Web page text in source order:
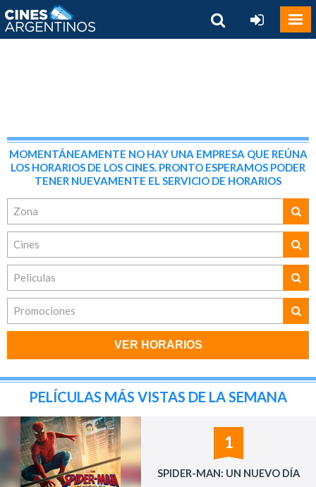
MOMENTÁNEAMENTE NO HAY UNA EMPRESA QUE REÚNA
LOS HORARIOS DE LOS CINES. PRONTO ESPERAMOS PODER
TENER NUEVAMENTE EL SERVICIO DE HORARIOS
Zona
Cines
Peliculas
Promociones
VER HORARIOS
PELÍCULAS MÁS VISTAS DE LA SEMANA
1
SPIDER-MAN: UN NUEVO DÍA